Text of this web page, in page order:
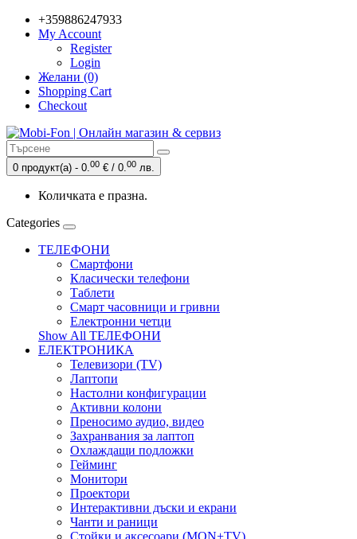
+359886247933
My Account
Register
Login
Желани (0)
Shopping Cart
Checkout
0 продукт(а) - 0.00 € / 0.00 лв.
Количката е празна.
Categories
ТЕЛЕФОНИ
Смартфони
Класически телефони
Таблети
Смарт часовници и гривни
Електронни четци
Show All ТЕЛЕФОНИ
ЕЛЕКТРОНИКА
Телевизори (TV)
Лаптопи
Настолни конфигурации
Активни колони
Преносимо аудио, видео
Захранвания за лаптоп
Охлаждащи подложки
Гейминг
Монитори
Проектори
Интерактивни дъски и екрани
Чанти и раници
Стойки и аксесоари (MON+TV)